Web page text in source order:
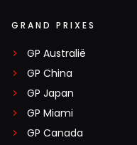
GRAND PRIXES
GP Australië
GP China
GP Japan
GP Miami
GP Canada